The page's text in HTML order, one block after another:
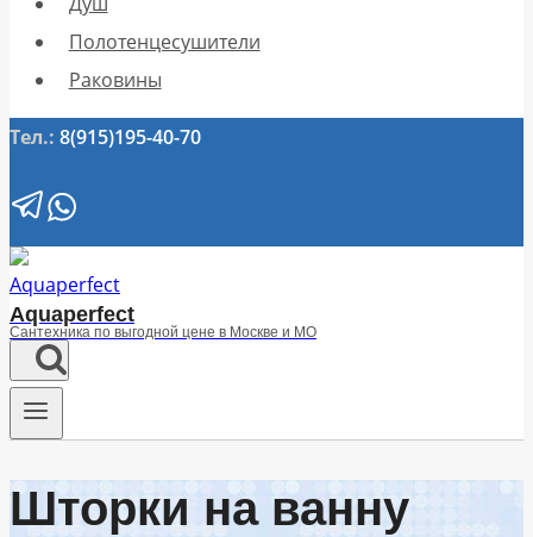
Полотенцесушители
Раковины
Тел.: 8(915)195-40-70
Aquaperfect
Сантехника по выгодной цене в Москве и МО
Шторки на ванну